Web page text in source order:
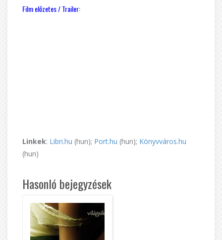
Film előzetes / Trailer:
Linkek: Libri.hu (hun); Port.hu (hun); Könyvváros.hu
(hun)
Hasonló bejegyzések